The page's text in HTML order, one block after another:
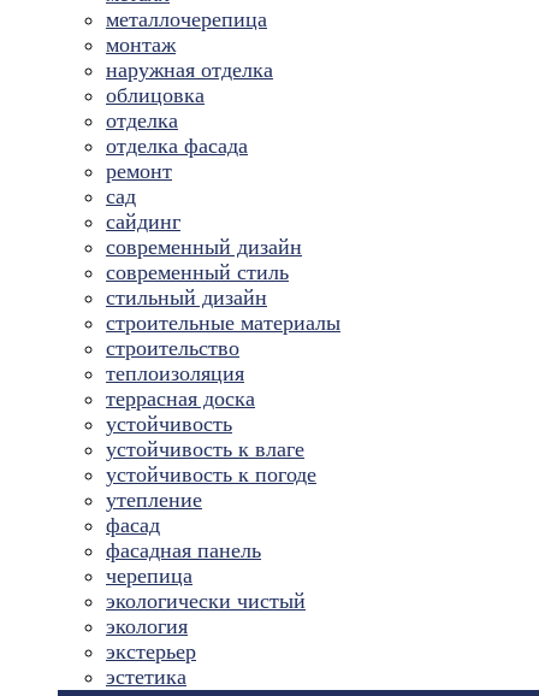
металлочерепица
монтаж
наружная отделка
облицовка
отделка
отделка фасада
ремонт
сад
сайдинг
современный дизайн
современный стиль
стильный дизайн
строительные материалы
строительство
теплоизоляция
террасная доска
устойчивость
устойчивость к влаге
устойчивость к погоде
утепление
фасад
фасадная панель
черепица
экологически чистый
экология
экстерьер
эстетика